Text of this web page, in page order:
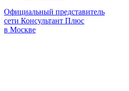
Официальный представитель
сети Консультант Плюс
в Москве